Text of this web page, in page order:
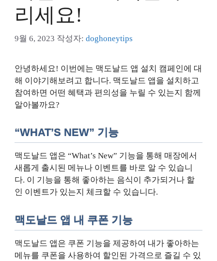
리세요!
9월 6, 2023 작성자: doghoneytips
안녕하세요! 이번에는 맥도날드 앱 설치 캠페인에 대
해 이야기해보려고 합니다. 맥도날드 앱을 설치하고
참여하면 어떤 혜택과 편의성을 누릴 수 있는지 함께
알아볼까요?
“WHAT’S NEW” 기능
맥도날드 앱은 “What’s New” 기능을 통해 매장에서
새롭게 출시된 메뉴나 이벤트를 바로 알 수 있습니
다. 이 기능을 통해 좋아하는 음식이 추가되거나 할
인 이벤트가 있는지 체크할 수 있습니다.
맥도날드 앱 내 쿠폰 기능
맥도날드 앱은 쿠폰 기능을 제공하여 내가 좋아하는
메뉴를 쿠폰을 사용하여 할인된 가격으로 즐길 수 있